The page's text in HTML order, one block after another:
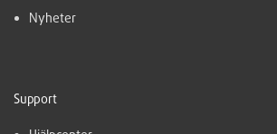
Nyheter
Support